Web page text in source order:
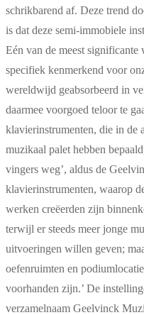
schrikbarend af. Deze trend
is dat deze semi-immobiele
Eén van de meest
specifiek kenmerkend voor
wereldwijd geabsorbeerd in
daarmee voorgoed teloor te
klavierinstrumenten, die in de
muzikaal palet hebben
vingers weg’, aldus de
klavierinstrumenten, waarop
werken creëerden zijn
terwijl er steeds meer jonge
uitvoeringen willen geven;
oefenruimten en
voorhanden zijn.’ De
verzamelnaam Geelvinck